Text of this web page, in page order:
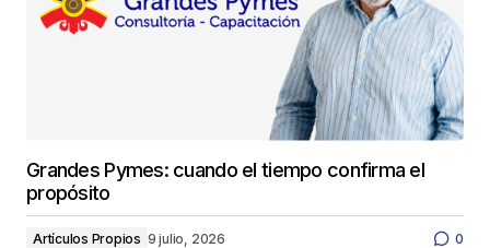
Grandes Pymes: cuando el tiempo confirma el
propósito
Artículos Propios 9 julio, 2026 0